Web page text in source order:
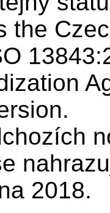
the
13843
2018.